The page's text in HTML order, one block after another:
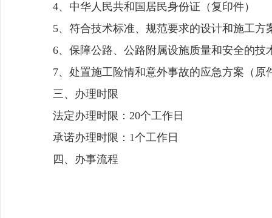
4、中华人民共和国居民身份证（复印件）
5、符合技术标准、规范要求的设计和施工方
6、保障公路、公路附属设施质量和安全的技
7、处置施工险情和意外事故的应急方案（原
三、办理时限
法定办理时限：20个工作日
承诺办理时限：1个工作日
四、办事流程